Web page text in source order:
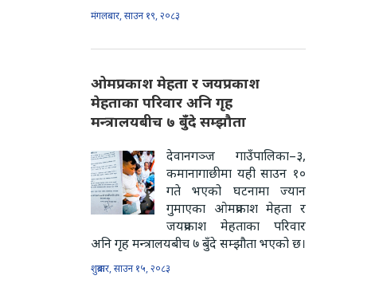
मंगलबार, साउन १९, २०८३
ओमप्रकाश मेहता र जयप्रकाश
मेहताका परिवार अनि गृह
मन्त्रालयबीच ७ बुँदे सम्झौता
देवानगञ्ज गाउँपालिका–३,
कमानागाछीमा यही साउन १०
गते भएको घटनामा ज्यान
गुमाएका ओमप्रकाश मेहता र
जयप्रकाश मेहताका परिवार
अनि गृह मन्त्रालयबीच ७ बुँदे सम्झौता भएको छ।
शुक्रबार, साउन १५, २०८३